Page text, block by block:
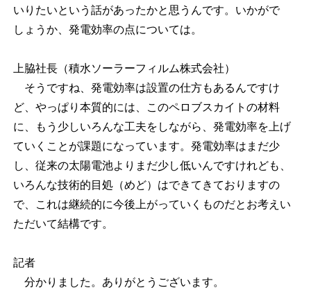
いりたいという話があったかと思うんです。いかがで
しょうか、発電効率の点については。
上脇社長（積水ソーラーフィルム株式会社）
そうですね、発電効率は設置の仕方もあるんですけ
ど、やっぱり本質的には、このペロブスカイトの材料
に、もう少しいろんな工夫をしながら、発電効率を上げ
ていくことが課題になっています。発電効率はまだ少
し、従来の太陽電池よりまだ少し低いんですけれども、
いろんな技術的目処（めど）はできてきておりますの
で、これは継続的に今後上がっていくものだとお考えい
ただいて結構です。
記者
分かりました。ありがとうございます。